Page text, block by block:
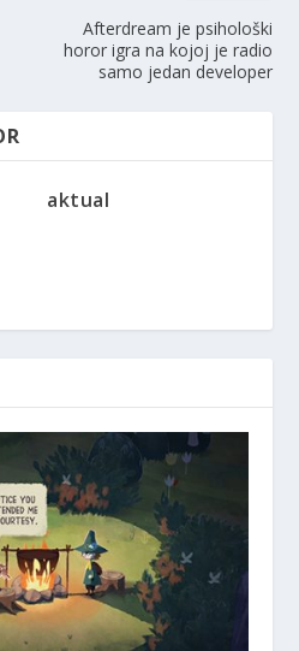
Afterdream je psihološki
horor igra na kojoj je radio
samo jedan developer
aktual